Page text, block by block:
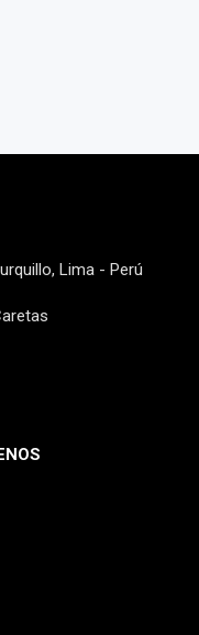
Lima - Perú